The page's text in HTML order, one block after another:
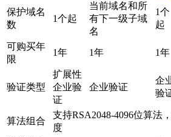
保护域名
数
1个起
当前域名和所
有下一级子域
名
1个
起
可购买年
限
1年 1年 1年
验证类型
扩展性
企业验
证
企业验证
企
验
算法组合
支持RSA2048-4096位算法
度